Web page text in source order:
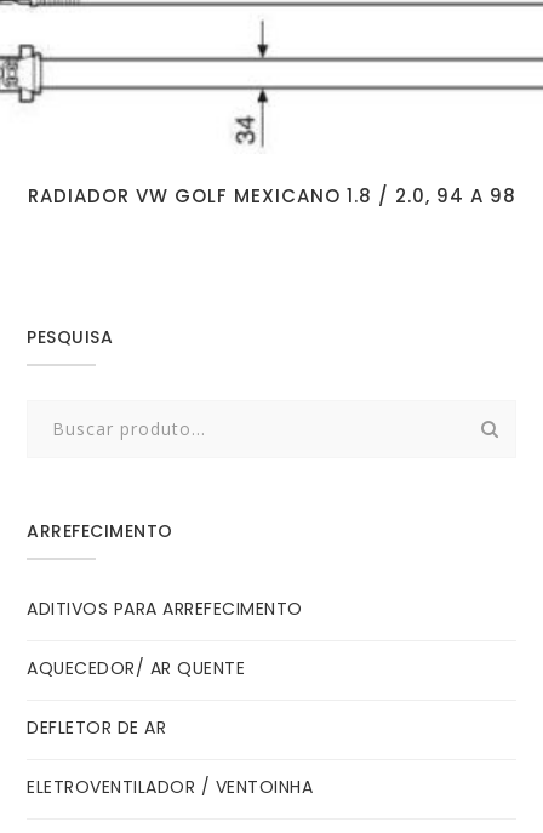
RADIADOR VW GOLF MEXICANO 1.8 / 2.0, 94 A 98
PESQUISA
ARREFECIMENTO
ADITIVOS PARA ARREFECIMENTO
AQUECEDOR/ AR QUENTE
DEFLETOR DE AR
ELETROVENTILADOR / VENTOINHA